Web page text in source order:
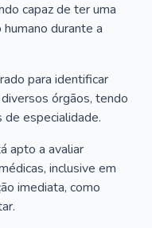
capaz de ter uma
durante a
para identificar
órgãos, tendo
especialidade.
apto a avaliar
inclusive em
imediata, como